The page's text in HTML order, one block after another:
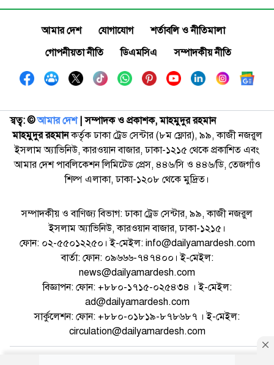
আমার দেশ যোগাযোগ
শর্তাবলি ও নীতিমালা
গোপনীয়তা নীতি
ডিএমসিএ সম্পাদকীয় নীতি
স্বত্ব: ©️আমার দেশ| সম্পাদক ও প্রকাশক, মাহমুদুর রহমান
মাহমুদুর রহমানকর্তৃক ঢাকা ট্রেড সেন্টার (৮ম ফ্লোর), ৯৯, কাজী নজরুল
ইসলাম অ্যাভিনিউ, কারওয়ান বাজার, ঢাকা-১২১৫ থেকে প্রকাশিত এবং
আমার দেশ পাবলিকেশন লিমিটেড প্রেস, ৪৪৬/সি ও ৪৪৬/ডি, তেজগাঁও
শিল্প এলাকা, ঢাকা-১২০৮ থেকে মুদ্রিত।
সম্পাদকীয় ও বাণিজ্য বিভাগ: ঢাকা ট্রেড সেন্টার, ৯৯, কাজী নজরুল
ইসলাম অ্যাভিনিউ, কারওয়ান বাজার, ঢাকা-১২১৫।
ফোন: ০২-৫৫০১২২৫০। ই-মেইল: info@dailyamardesh.com
বার্তা: ফোন: ০৯৬৬৬-৭৪৭৪০০। ই-মেইল:
news@dailyamardesh.com
বিজ্ঞাপন: ফোন: +৮৮০-১৭১৫-০২৫৪৩৪ । ই-মেইল:
ad@dailyamardesh.com
সার্কুলেশন: ফোন: +৮৮০-০১৮১৯-৮৭৮৬৮৭ । ই-মেইল:
circulation@dailyamardesh.com